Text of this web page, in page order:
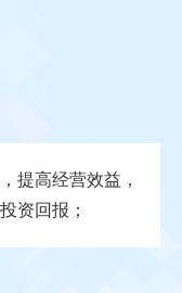
提高经营效益，
资回报；